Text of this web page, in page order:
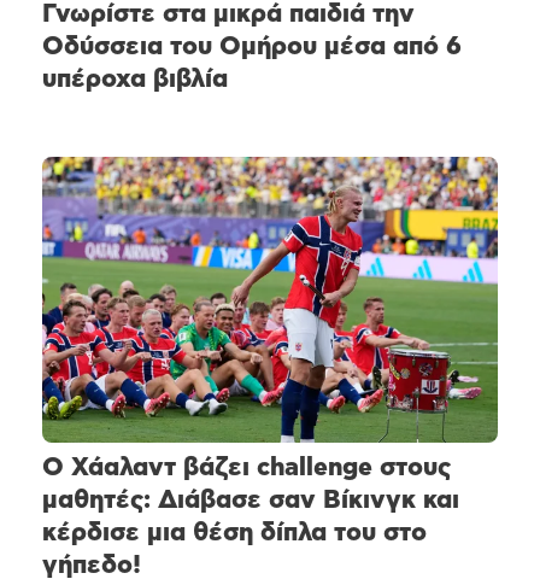
Γνωρίστε στα μικρά παιδιά την
Οδύσσεια του Ομήρου μέσα από 6
υπέροχα βιβλία
Ο Χάαλαντ βάζει challenge στους
μαθητές: Διάβασε σαν Βίκινγκ και
κέρδισε μια θέση δίπλα του στο
γήπεδο!